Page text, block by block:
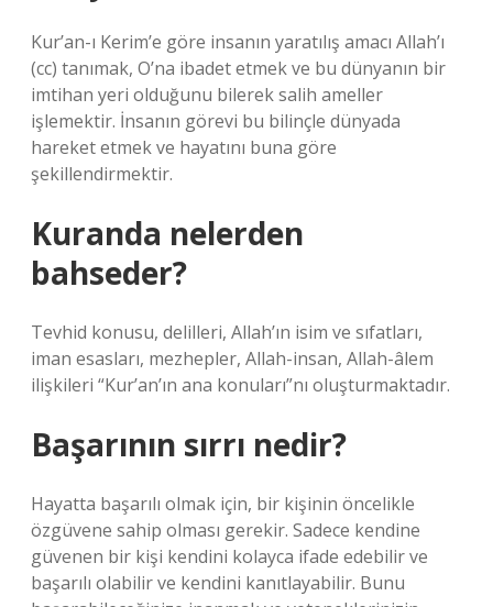
Kur’an-ı Kerim’e göre insanın yaratılış amacı Allah’ı
(cc) tanımak, O’na ibadet etmek ve bu dünyanın bir
imtihan yeri olduğunu bilerek salih ameller
işlemektir. İnsanın görevi bu bilinçle dünyada
hareket etmek ve hayatını buna göre
şekillendirmektir.
Kuranda nelerden
bahseder?
Tevhid konusu, delilleri, Allah’ın isim ve sıfatları,
iman esasları, mezhepler, Allah-insan, Allah-âlem
ilişkileri “Kur’an’ın ana konuları”nı oluşturmaktadır.
Başarının sırrı nedir?
Hayatta başarılı olmak için, bir kişinin öncelikle
özgüvene sahip olması gerekir. Sadece kendine
güvenen bir kişi kendini kolayca ifade edebilir ve
başarılı olabilir ve kendini kanıtlayabilir. Bunu